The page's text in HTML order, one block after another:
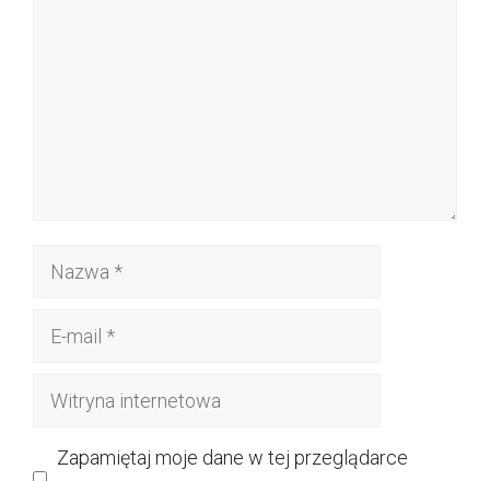
Nazwa
Witryna
Zapamiętaj moje dane w tej przeglądarce